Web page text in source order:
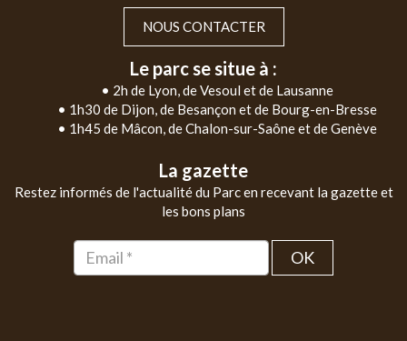
NOUS CONTACTER
Le parc se situe à :
• 2h de Lyon, de Vesoul et de Lausanne
• 1h30 de Dijon, de Besançon et de Bourg-en-Bresse
• 1h45 de Mâcon, de Chalon-sur-Saône et de Genève
La gazette
Restez informés de l'actualité du Parc en recevant la gazette et
les bons plans
OK